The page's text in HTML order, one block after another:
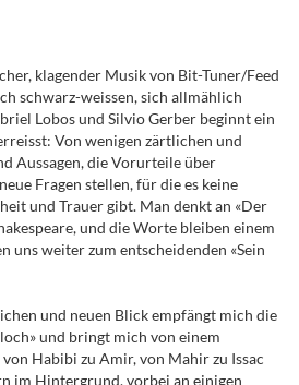
klagender Musik von Bit-Tuner/Feed
schwarz-weissen, sich allmählich
Lobos und Silvio Gerber beginnt ein
Von wenigen zärtlichen und
Aussagen, die Vorurteile über
Fragen stellen, für die es keine
und Trauer gibt. Man denkt an «Der
und die Worte bleiben einem
uns weiter zum entscheidenden «Sein
und neuen Blick empfängt mich die
und bringt mich von einem
Habibi zu Amir, von Mahir zu Issac
im Hintergrund, vorbei an einigen